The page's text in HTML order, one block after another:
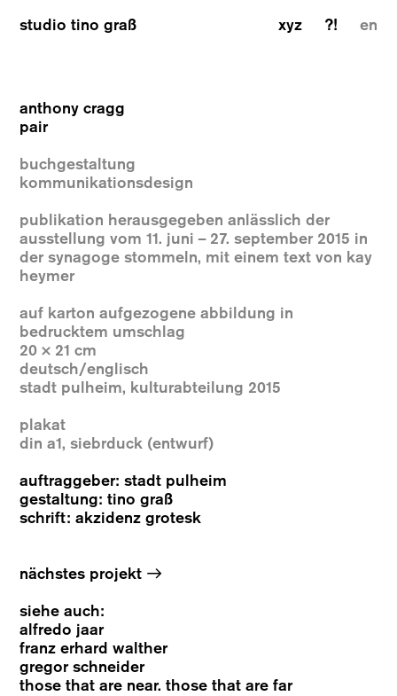
studio tino graß xyz ?! en
anthony cragg
pair
buchgestaltung
kommunikationsdesign
publikation herausgegeben anlässlich der
ausstellung vom 11. juni – 27. september 2015 in
der synagoge stommeln, mit einem text von kay
heymer
auf karton aufgezogene abbildung in
bedrucktem umschlag
20 × 21 cm
deutsch/englisch
stadt pulheim, kulturabteilung 2015
plakat
din a1, siebrduck (entwurf)
auftraggeber: stadt pulheim
gestaltung: tino graß
schrift: akzidenz grotesk
nächstes projekt →
siehe auch:
alfredo jaar
franz erhard walther
gregor schneider
those that are near. those that are far